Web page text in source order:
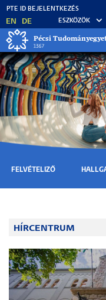
Ugrás
tartalomra
EN DE ESZKÖZÖK
Pécsi
FELVÉTELIZŐ
HÍRCENTRUM